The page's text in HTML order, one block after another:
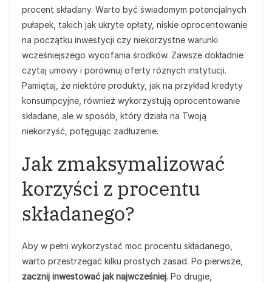
procent składany. Warto być świadomym potencjalnych
pułapek, takich jak ukryte opłaty, niskie oprocentowanie
na początku inwestycji czy niekorzystne warunki
wcześniejszego wycofania środków. Zawsze dokładnie
czytaj umowy i porównuj oferty różnych instytucji.
Pamiętaj, że niektóre produkty, jak na przykład kredyty
konsumpcyjne, również wykorzystują oprocentowanie
składane, ale w sposób, który działa na Twoją
niekorzyść, potęgując zadłużenie.
Jak zmaksymalizować
korzyści z procentu
składanego?
Aby w pełni wykorzystać moc procentu składanego,
warto przestrzegać kilku prostych zasad. Po pierwsze,
zacznij inwestować jak najwcześniej. Po drugie,